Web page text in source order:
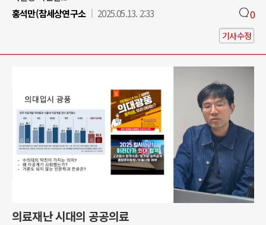
홍석만(참세상연구소
2025.05.13. 2:33 0
기사수정
의료재난 시대의 공공의료